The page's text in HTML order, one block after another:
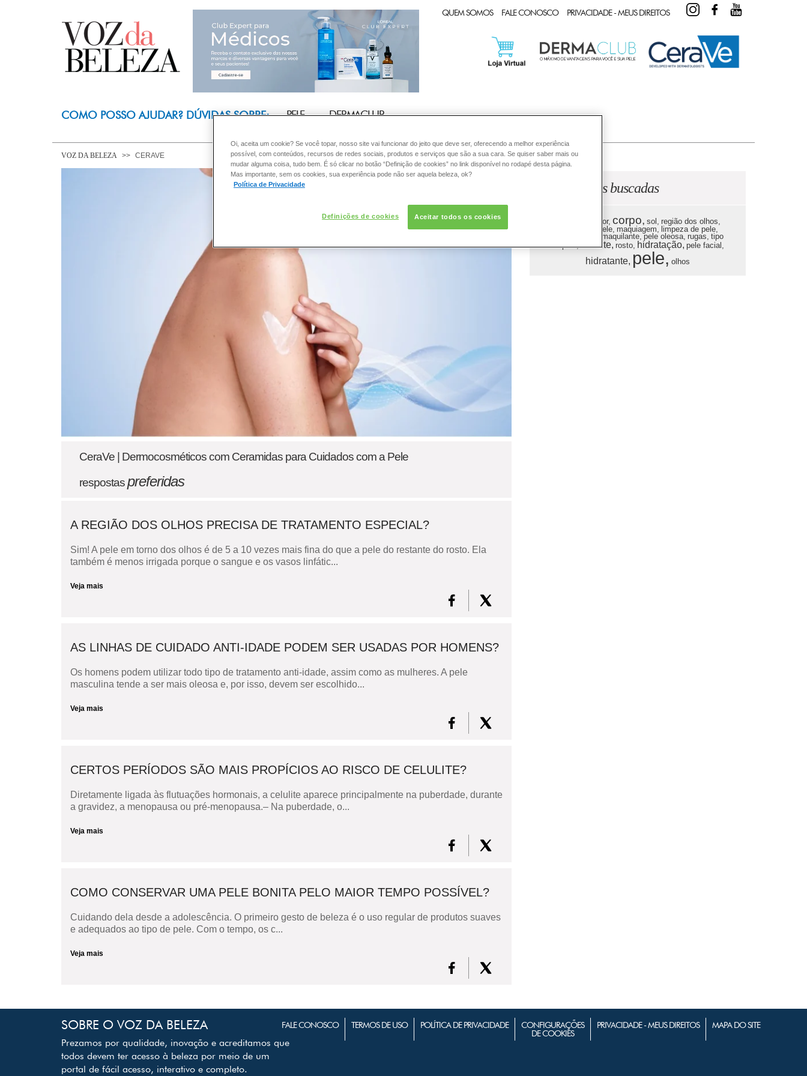
QUEM SOMOS FALE CONOSCO PRIVACIDADE - MEUS DIREITOS
CLUB EXPERT
INSTAGRAMFACEBOOK
COMO POSSO AJUDAR? DÚVIDAS SOBRE: PELE DERMACLUB
VOZ DA BELEZA CERAVE
CeraVe | Dermocosméticos com Ceramidas para Cuidados com a Pele
respostaspreferidas
A REGIÃO DOS OLHOS PRECISA DE TRATAMENTO ESPECIAL?
Sim! A pele em torno dos olhos é de 5 a 10 vezes mais fina do que a pele do restante do rosto. Ela
também é menos irrigada porque o sangue e os vasos linfátic...
Veja mais
AS LINHAS DE CUIDADO ANTI-IDADE PODEM SER USADAS POR HOMENS?
Os homens podem utilizar todo tipo de tratamento anti-idade, assim como as mulheres. A pele
masculina tende a ser mais oleosa e, por isso, devem ser escolhido...
Veja mais
CERTOS PERÍODOS SÃO MAIS PROPÍCIOS AO RISCO DE CELULITE?
Diretamente ligada às flutuações hormonais, a celulite aparece principalmente na puberdade, durante
a gravidez, a menopausa ou pré-menopausa.– Na puberdade, o...
Veja mais
COMO CONSERVAR UMA PELE BONITA PELO MAIOR TEMPO POSSÍVEL?
Cuidando dela desde a adolescência. O primeiro gesto de beleza é o uso regular de produtos suaves
e adequados ao tipo de pele. Com o tempo, os c...
Veja mais
mais buscadas
redutor, corpo, sol,
região dos olhos,
limpeza da pele, maquiagem,
limpeza de pele,
demaquilante, pele oleosa, rugas, tipo
de pele, celulite, rosto, hidratação, pele facial,
hidratante, pele, olhos
SOBRE O VOZ DA BELEZA
Prezamos por qualidade, inovação e acreditamos que
todos devem ter acesso à beleza por meio de um
portal de fácil acesso, interativo e completo.
FALE CONOSCO TERMOS DE USO POLÍTICA DE PRIVACIDADE
CONFIGURAÇÕES
DE COOKIES
PRIVACIDADE - MEUS DIREITOS MAPA DO SITE
Oi, aceita um cookie? Se você topar, nosso site vai funcionar do jeito que deve ser, oferecendo a melhor experiência
possível, com conteúdos, recursos de redes sociais, produtos e serviços que são a sua cara. Se quiser saber mais ou
mudar alguma coisa, tudo bem. É só clicar no botão “Definição de cookies” no link disponível no rodapé desta página.
Mas importante, sem os cookies, sua experiência pode não ser aquela beleza, ok?
Política de Privacidade
Definições de cookies Aceitar todos os cookies